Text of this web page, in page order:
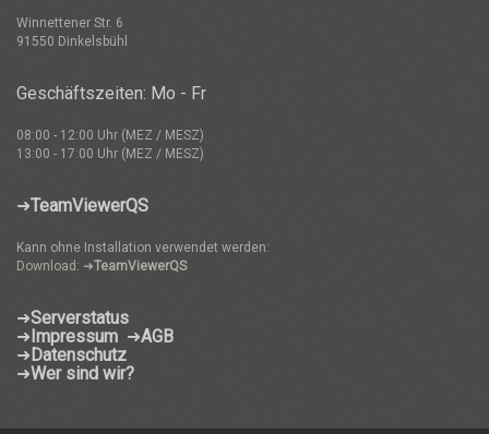
Winnettener Str. 6
91550 Dinkelsbühl
Geschäftszeiten: Mo - Fr
08:00 - 12:00 Uhr (MEZ / MESZ)
13:00 - 17:00 Uhr (MEZ / MESZ)
➜TeamViewerQS
Kann ohne Installation verwendet werden:
Download: ➜TeamViewerQS
➜Serverstatus
➜Impressum ➜AGB
➜ Datenschutz
➜Wer sind wir?